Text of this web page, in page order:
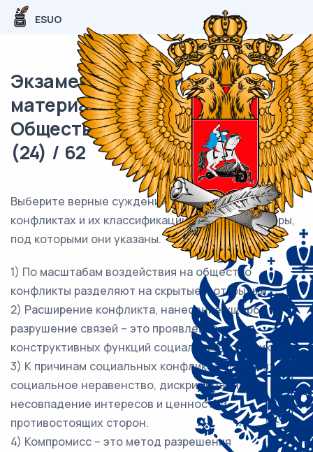
ESUO
Экзаменационный (типовой)
материал ЕГЭ /
Обществознание / 08 задание
(24) / 62
Выберите верные суждения о социальных
конфликтах и их классификации и запишите цифры,
под которыми они указаны.
1) По масштабам воздействия на общество
конфликты разделяют на скрытые и открытые.
2) Расширение конфликта, нанесение ущерба и
разрушение связей – это проявление
конструктивных функций социальных конфликтов.
3) К причинам социальных конфликтов относят
социальное неравенство, дискриминацию,
несовпадение интересов и ценностей
противостоящих сторон.
4) Компромисс – это метод разрешения